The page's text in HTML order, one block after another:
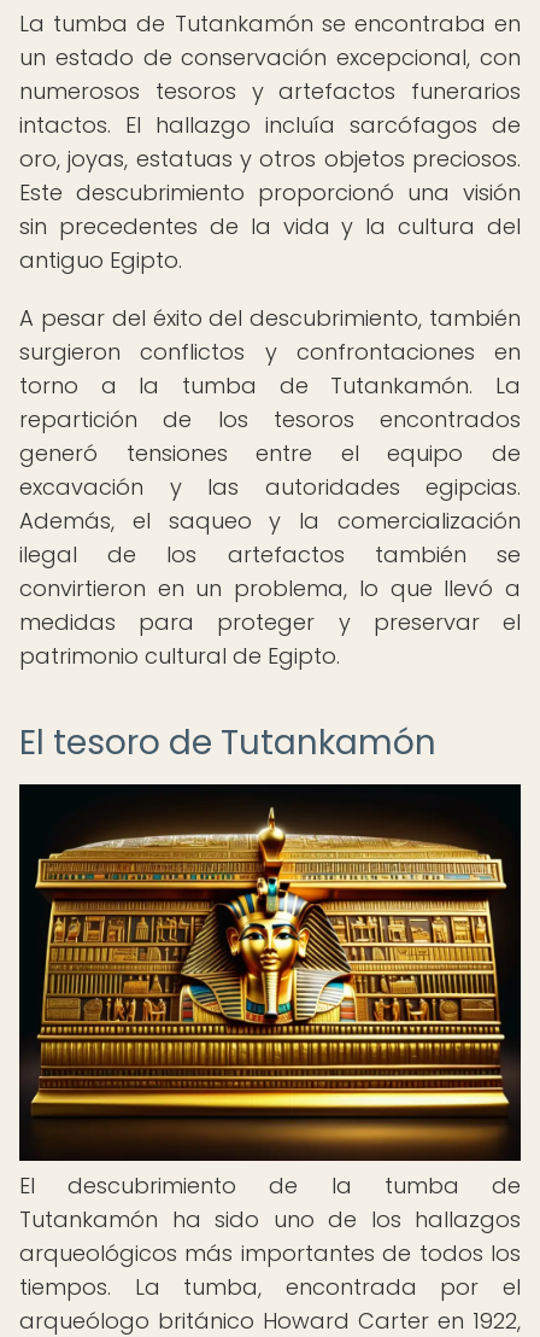
La tumba de Tutankamón se encontraba en
un estado de conservación excepcional, con
numerosos tesoros y artefactos funerarios
intactos. El hallazgo incluía sarcófagos de
oro, joyas, estatuas y otros objetos preciosos.
Este descubrimiento proporcionó una visión
sin precedentes de la vida y la cultura del
antiguo Egipto.
A pesar del éxito del descubrimiento, también
surgieron conflictos y confrontaciones en
torno a la tumba de Tutankamón. La
repartición de los tesoros encontrados
generó tensiones entre el equipo de
excavación y las autoridades egipcias.
Además, el saqueo y la comercialización
ilegal de los artefactos también se
convirtieron en un problema, lo que llevó a
medidas para proteger y preservar el
patrimonio cultural de Egipto.
El tesoro de Tutankamón
El descubrimiento de la tumba de
Tutankamón ha sido uno de los hallazgos
arqueológicos más importantes de todos los
tiempos. La tumba, encontrada por el
arqueólogo británico Howard Carter en 1922,